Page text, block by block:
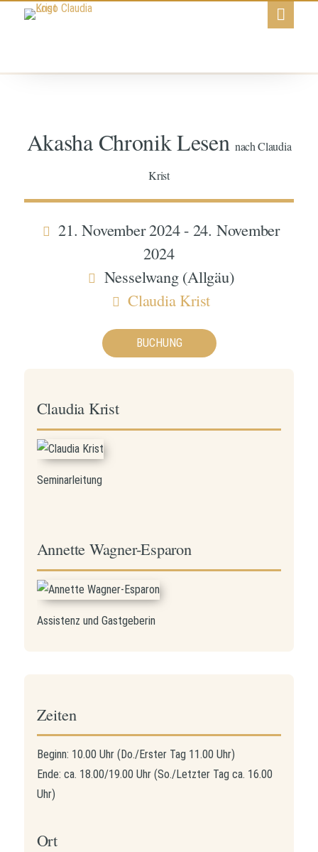
Akasha Chronik Lesennach Claudia
Krist
21. November 2024 - 24. November
2024
Nesselwang (Allgäu)
Claudia Krist
BUCHUNG
Claudia Krist
Seminarleitung
Annette Wagner-Esparon
Assistenz und Gastgeberin
Zeiten
Beginn: 10.00 Uhr (Do./Erster Tag 11.00 Uhr)
Ende: ca. 18.00/19.00 Uhr (So./Letzter Tag ca. 16.00
Uhr)
Ort